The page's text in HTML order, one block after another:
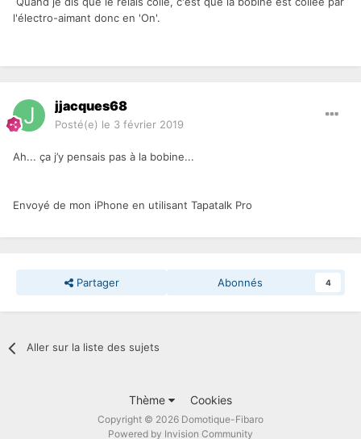
l'électro-aimant donc en 'On'.
jjacques68
Posté(e) le 3 février 2019
Ah... ça j’y pensais pas à la bobine...
Envoyé de mon iPhone en utilisant Tapatalk Pro
Partager Abonnés 4
Aller sur la liste des sujets
Thème Cookies
Copyright © 2026 Domotique-Fibaro
Powered by Invision Community